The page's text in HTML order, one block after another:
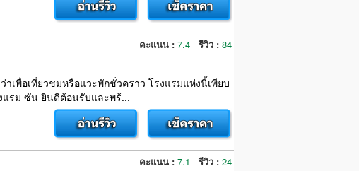
คะแนน : 7.4 รีวิว : 84
เพื่อเที่ยวชมหรือแวะพักชั่วคราว โรงแรมแห่งนี้เพียบ
แรม ซัน ยินดีต้อนรับและพร้...
คะแนน : 7.1 รีวิว : 24